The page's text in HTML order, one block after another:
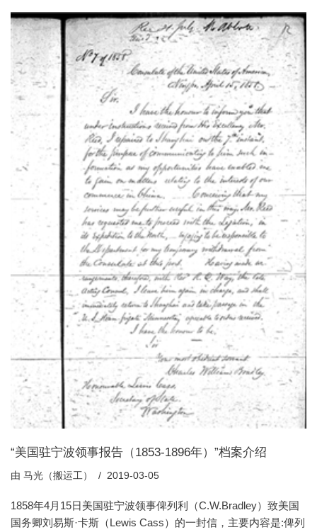
“美国驻宁波领事报告（1853-1896年）”档案介绍
由 马光（搬运工） 2019-03-05
1858年4月15日美国驻宁波领事俾列利（C.W.Bradley）致美国
国务卿刘易斯·卡斯（Lewis Cass）的一封信，主要内容是:俾列